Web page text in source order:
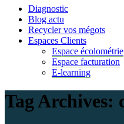
Diagnostic
Blog actu
Recycler vos mégots
Espaces Clients
Espace écolométrie
Espace facturation
E-learning
Tag Archives: